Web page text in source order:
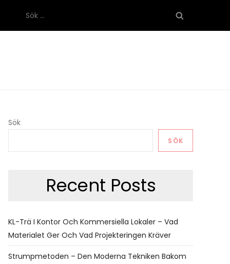
efter:
Sök
SÖK
Recent Posts
KL-Trä I Kontor Och Kommersiella Lokaler – Vad
Materialet Ger Och Vad Projekteringen Kräver
Strumpmetoden – Den Moderna Tekniken Bakom